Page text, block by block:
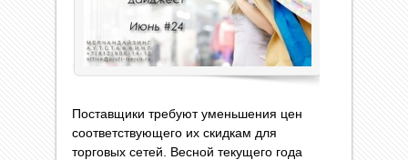
Поставщики требуют уменьшения цен
соответствующего их скидкам для
торговых сетей. Весной текущего года